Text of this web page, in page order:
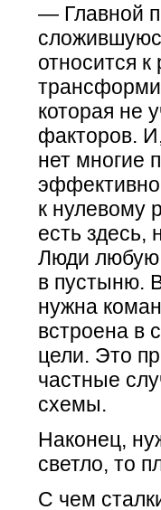
— Главной
относится
которая не
факторов.
нет многие
к нулевому
есть здесь,
Люди любую
в пустыню.
нужна
встроена в
цели. Это
частные
схемы.
Наконец,
светло, то
С чем